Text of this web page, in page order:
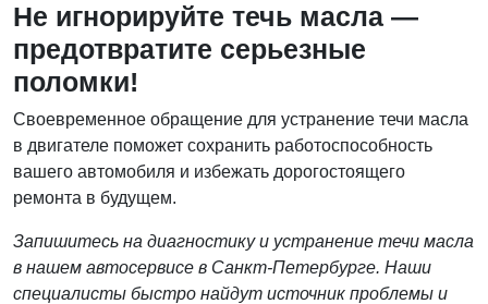
Не игнорируйте течь масла —
предотвратите серьезные
поломки!
Своевременное обращение для устранение течи масла
в двигателе поможет сохранить работоспособность
вашего автомобиля и избежать дорогостоящего
ремонта в будущем.
Запишитесь на диагностику и устранение течи масла
в нашем автосервисе в Санкт-Петербурге. Наши
специалисты быстро найдут источник проблемы и